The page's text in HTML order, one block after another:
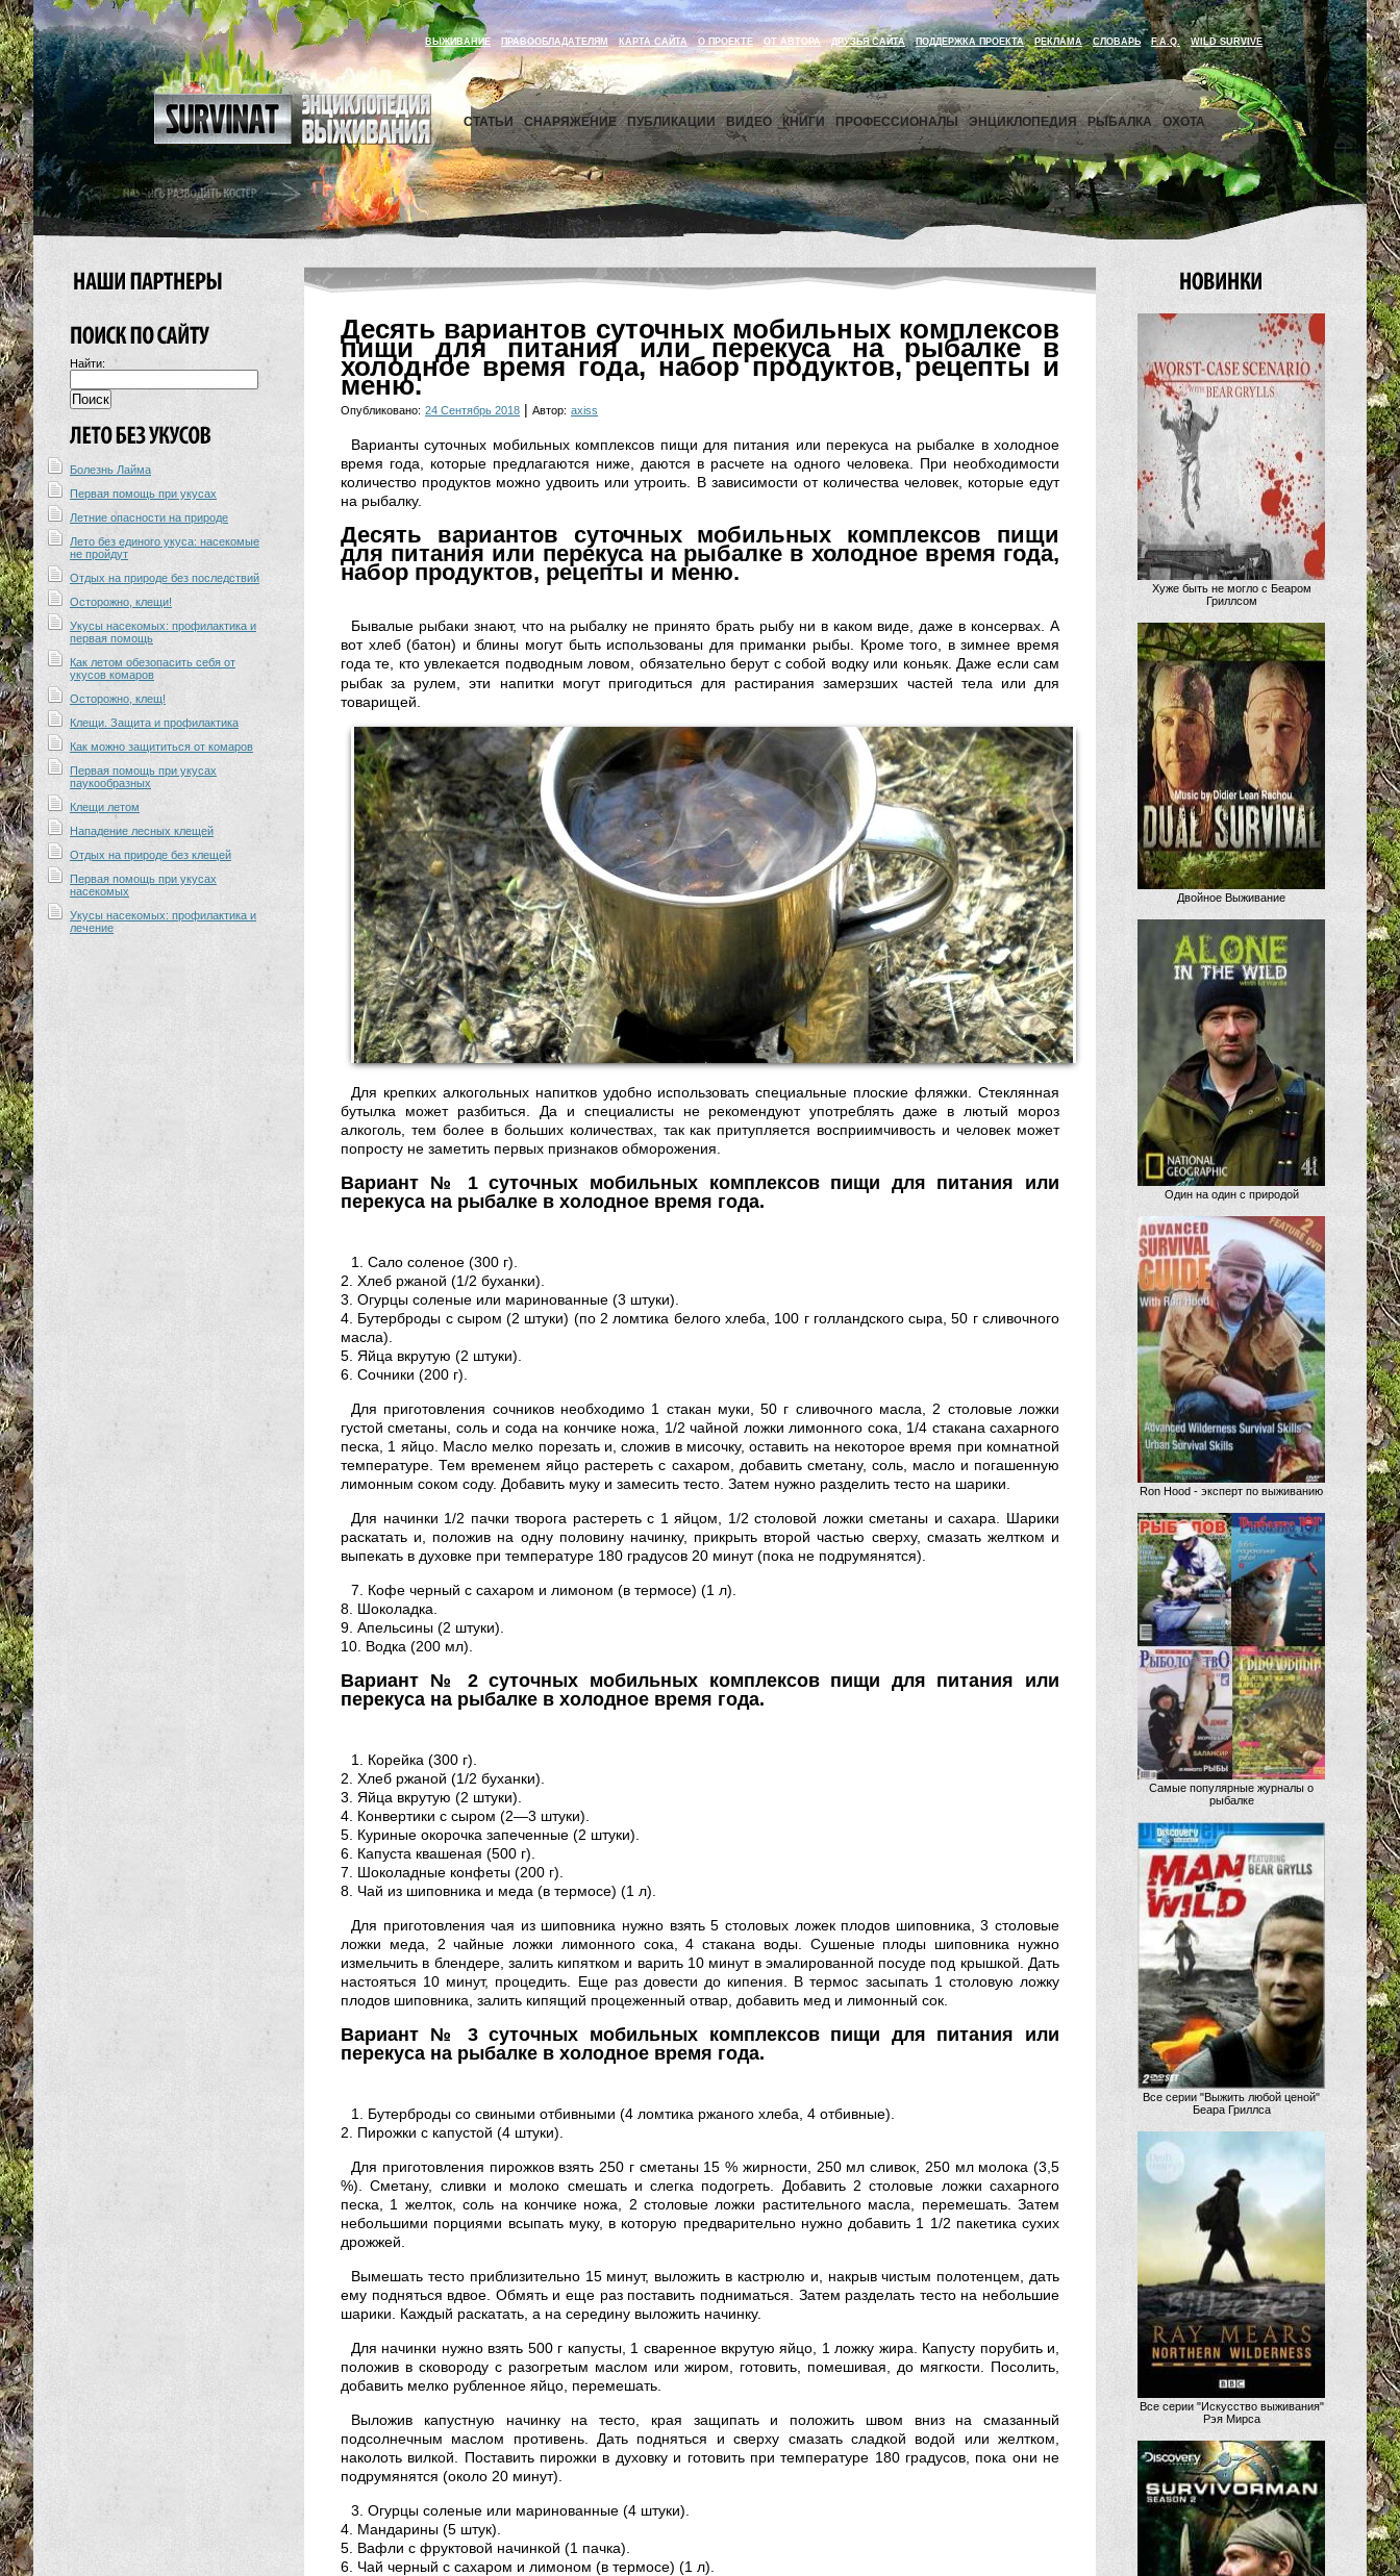
ВЫЖИВАНИЕ ПРАВООБЛАДАТЕЛЯМ КАРТА САЙТА О ПРОЕКТЕ ОТ АВТОРА ДРУЗЬЯ САЙТА ПОДДЕРЖКА ПРОЕКТА РЕКЛАМА СЛОВАРЬ F.A.Q. WILD SURVIVE
СТАТЬИ СНАРЯЖЕНИЕ ПУБЛИКАЦИИ ВИДЕО КНИГИ ПРОФЕССИОНАЛЫ ЭНЦИКЛОПЕДИЯ РЫБАЛКА ОХОТА
Найти:
Болезнь Лайма
Первая помощь при укусах
Летние опасности на природе
Лето без единого укуса: насекомые
не пройдут
Отдых на природе без последствий
Осторожно, клещи!
Укусы насекомых: профилактика и
первая помощь
Как летом обезопасить себя от
укусов комаров
Осторожно, клещ!
Клещи. Защита и профилактика
Как можно защититься от комаров
Первая помощь при укусах
паукообразных
Клещи летом
Нападение лесных клещей
Отдых на природе без клещей
Первая помощь при укусах
насекомых
Укусы насекомых: профилактика и
лечение
Десять вариантов суточных мобильных комплексов
пищи для питания или перекуса на рыбалке в
холодное время года, набор продуктов, рецепты и
меню.
Опубликовано: 24 Сентябрь 2018 | Автор: axiss
Варианты суточных мобильных комплексов пищи для питания или перекуса на рыбалке в холодное
время года, которые предлагаются ниже, даются в расчете на одного человека. При необходимости
количество продуктов можно удвоить или утроить. В зависимости от количества человек, которые едут
на рыбалку.
Десять вариантов суточных мобильных комплексов пищи
для питания или перекуса на рыбалке в холодное время года,
набор продуктов, рецепты и меню.
Бывалые рыбаки знают, что на рыбалку не принято брать рыбу ни в каком виде, даже в консервах. А
вот хлеб (батон) и блины могут быть использованы для приманки рыбы. Кроме того, в зимнее время
года те, кто увлекается подводным ловом, обязательно берут с собой водку или коньяк. Даже если сам
рыбак за рулем, эти напитки могут пригодиться для растирания замерзших частей тела или для
товарищей.
Для крепких алкогольных напитков удобно использовать специальные плоские фляжки. Стеклянная
бутылка может разбиться. Да и специалисты не рекомендуют употреблять даже в лютый мороз
алкоголь, тем более в больших количествах, так как притупляется восприимчивость и человек может
попросту не заметить первых признаков обморожения.
Вариант № 1 суточных мобильных комплексов пищи для питания или
перекуса на рыбалке в холодное время года.
1. Сало соленое (300 г).
2. Хлеб ржаной (1/2 буханки).
3. Огурцы соленые или маринованные (3 штуки).
4. Бутерброды с сыром (2 штуки) (по 2 ломтика белого хлеба, 100 г голландского сыра, 50 г сливочного
масла).
5. Яйца вкрутую (2 штуки).
6. Сочники (200 г).
Для приготовления сочников необходимо 1 стакан муки, 50 г сливочного масла, 2 столовые ложки
густой сметаны, соль и сода на кончике ножа, 1/2 чайной ложки лимонного сока, 1/4 стакана сахарного
песка, 1 яйцо. Масло мелко порезать и, сложив в мисочку, оставить на некоторое время при комнатной
температуре. Тем временем яйцо растереть с сахаром, добавить сметану, соль, масло и погашенную
лимонным соком соду. Добавить муку и замесить тесто. Затем нужно разделить тесто на шарики.
Для начинки 1/2 пачки творога растереть с 1 яйцом, 1/2 столовой ложки сметаны и сахара. Шарики
раскатать и, положив на одну половину начинку, прикрыть второй частью сверху, смазать желтком и
выпекать в духовке при температуре 180 градусов 20 минут (пока не подрумянятся).
7. Кофе черный с сахаром и лимоном (в термосе) (1 л).
8. Шоколадка.
9. Апельсины (2 штуки).
10. Водка (200 мл).
Вариант № 2 суточных мобильных комплексов пищи для питания или
перекуса на рыбалке в холодное время года.
1. Корейка (300 г).
2. Хлеб ржаной (1/2 буханки).
3. Яйца вкрутую (2 штуки).
4. Конвертики с сыром (2—3 штуки).
5. Куриные окорочка запеченные (2 штуки).
6. Капуста квашеная (500 г).
7. Шоколадные конфеты (200 г).
8. Чай из шиповника и меда (в термосе) (1 л).
Для приготовления чая из шиповника нужно взять 5 столовых ложек плодов шиповника, 3 столовые
ложки меда, 2 чайные ложки лимонного сока, 4 стакана воды. Сушеные плоды шиповника нужно
измельчить в блендере, залить кипятком и варить 10 минут в эмалированной посуде под крышкой. Дать
настояться 10 минут, процедить. Еще раз довести до кипения. В термос засыпать 1 столовую ложку
плодов шиповника, залить кипящий процеженный отвар, добавить мед и лимонный сок.
Вариант № 3 суточных мобильных комплексов пищи для питания или
перекуса на рыбалке в холодное время года.
1. Бутерброды со свиными отбивными (4 ломтика ржаного хлеба, 4 отбивные).
2. Пирожки с капустой (4 штуки).
Для приготовления пирожков взять 250 г сметаны 15 % жирности, 250 мл сливок, 250 мл молока (3,5
%). Сметану, сливки и молоко смешать и слегка подогреть. Добавить 2 столовые ложки сахарного
песка, 1 желток, соль на кончике ножа, 2 столовые ложки растительного масла, перемешать. Затем
небольшими порциями всыпать муку, в которую предварительно нужно добавить 1 1/2 пакетика сухих
дрожжей.
Вымешать тесто приблизительно 15 минут, выложить в кастрюлю и, накрыв чистым полотенцем, дать
ему подняться вдвое. Обмять и еще раз поставить подниматься. Затем разделать тесто на небольшие
шарики. Каждый раскатать, а на середину выложить начинку.
Для начинки нужно взять 500 г капусты, 1 сваренное вкрутую яйцо, 1 ложку жира. Капусту порубить и,
положив в сковороду с разогретым маслом или жиром, готовить, помешивая, до мягкости. Посолить,
добавить мелко рубленное яйцо, перемешать.
Выложив капустную начинку на тесто, края защипать и положить швом вниз на смазанный
подсолнечным маслом противень. Дать подняться и сверху смазать сладкой водой или желтком,
наколоть вилкой. Поставить пирожки в духовку и готовить при температуре 180 градусов, пока они не
подрумянятся (около 20 минут).
3. Огурцы соленые или маринованные (4 штуки).
4. Мандарины (5 штук).
5. Вафли с фруктовой начинкой (1 пачка).
6. Чай черный с сахаром и лимоном (в термосе) (1 л).
Хуже быть не могло с Беаром
Гриллсом
Двойное Выживание
Один на один с природой
Ron Hood - эксперт по выживанию
Самые популярные журналы о
рыбалке
Все серии "Выжить любой ценой"
Беара Гриллса
Все серии "Искусство выживания"
Рэя Мирса